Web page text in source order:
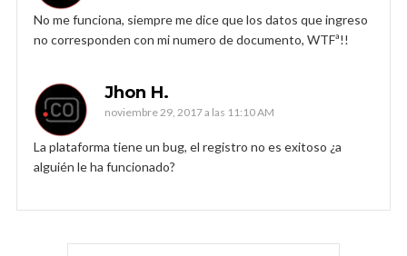
No me funciona, siempre me dice que los datos que ingreso
no corresponden con mi numero de documento, WTFª!!
Jhon H.
noviembre 29, 2017 a las 11:10 AM
La plataforma tiene un bug, el registro no es exitoso ¿a
alguién le ha funcionado?